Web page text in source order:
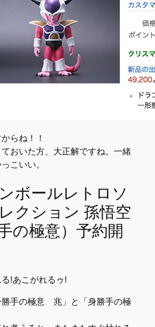
らね！！
おいた方、大正解ですね。一緒
こいい。
ボールレトロソ
クション 孫悟空
の極意）予約開
!あこがれるゥ!
勝手の極意 兆」と「身勝手の極